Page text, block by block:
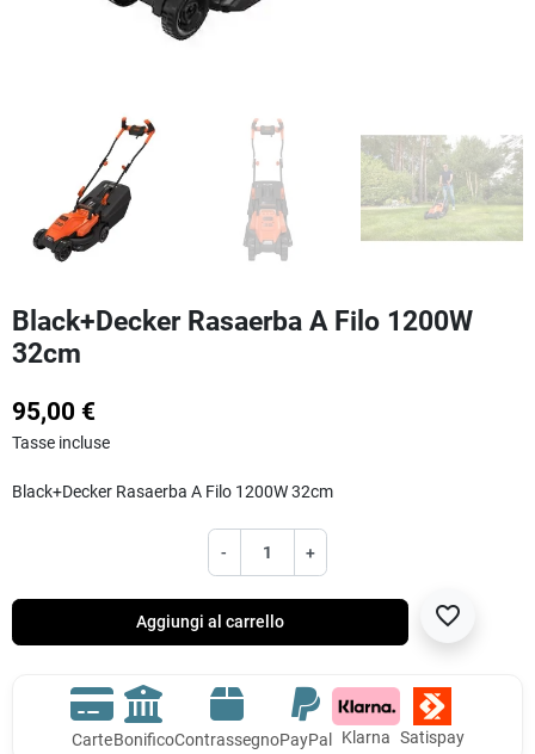
Black+Decker Rasaerba A Filo 1200W
32cm
95,00 €
Tasse incluse
Black+Decker Rasaerba A Filo 1200W 32cm
- +
Aggiungi al carrello favorite_border
CarteBonificoContrassegnoPayPal Klarna Satispay